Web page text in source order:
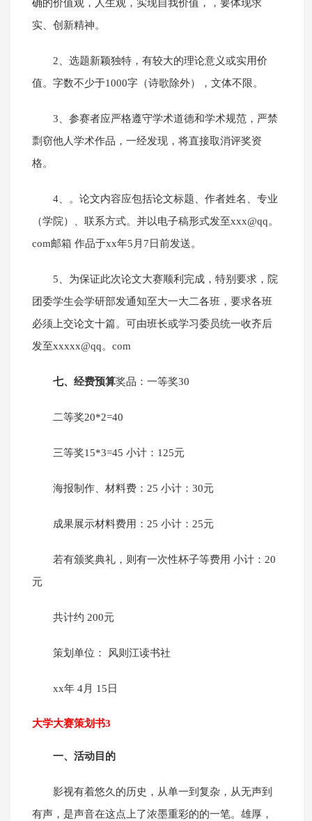
确的价值观，人生观，实现自我价值，，要体现求
实、创新精神。
2、选题新颖独特，有较大的理论意义或实用价
值。字数不少于1000字（诗歌除外），文体不限。
3、参赛者应严格遵守学术道德和学术规范，严禁
剽窃他人学术作品，一经发现，将直接取消评奖资
格。
4、。论文内容应包括论文标题、作者姓名、专业
（学院）、联系方式。并以电子稿形式发至xxx@qq。
com邮箱 作品于xx年5月7日前发送。
5、为保证此次论文大赛顺利完成，特别要求，院
团委学生会学研部发通知至大一大二各班，要求各班
必须上交论文十篇。可由班长或学习委员统一收齐后
发至xxxxx@qq。com
七、经费预算奖品：一等奖30
二等奖20*2=40
三等奖15*3=45 小计：125元
海报制作、材料费：25 小计：30元
成果展示材料费用：25 小计：25元
若有颁奖典礼，则有一次性杯子等费用 小计：20
元
共计约 200元
策划单位： 风则江读书社
xx年 4月 15日
大学大赛策划书3
一、活动目的
影视有着悠久的历史，从单一到复杂，从无声到
有声，是声音在这点上了浓墨重彩的的一笔。雄厚，